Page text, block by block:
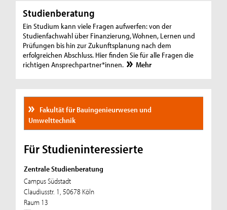
Studienberatung
Ein Studium kann viele Fragen aufwerfen: von der
Studienfachwahl über Finanzierung, Wohnen, Lernen und
Prüfungen bis hin zur Zukunftsplanung nach dem
erfolgreichen Abschluss. Hier finden Sie für alle Fragen die
richtigen Ansprechpartner*innen.
Mehr
Fakultät für Bauingenieurwesen und
Umwelttechnik
Für Studieninteressierte
Zentrale Studienberatung
Campus Südstadt
Claudiusstr. 1, 50678 Köln
Raum 13